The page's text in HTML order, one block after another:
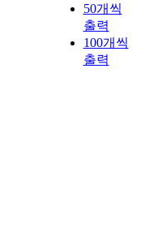
50개씩
출력
100개씩
출력